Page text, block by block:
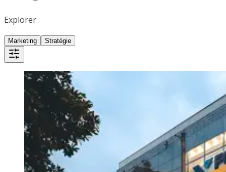
Explorer
Marketing Stratégie